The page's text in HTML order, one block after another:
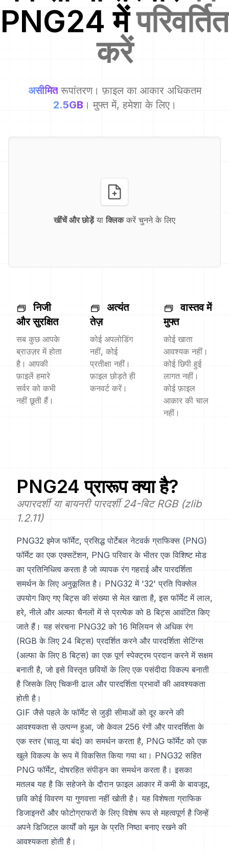
PNG24 मेंपरिवर्तित
करें
असीमित रूपांतरण। फ़ाइल का आकार अधिकतम
2.5GB । मुफ्त में, हमेशा के लिए।
खींचें और छोड़ेंया क्लिककरें चुनने के लिए
निजी
और सुरक्षित
सब कुछ आपके
ब्राउज़र में होता
है। आपकी
फ़ाइलें हमारे
सर्वर को कभी
नहीं छूती हैं।
अत्यंत
तेज़
कोई अपलोडिंग
नहीं, कोई
प्रतीक्षा नहीं।
फ़ाइल छोड़ते ही
कनवर्ट करें।
वास्तव में
मुफ्त
कोई खाता
आवश्यक नहीं।
कोई छिपी हुई
लागत नहीं।
कोई फ़ाइल
आकार की चाल
नहीं।
PNG24 प्रारूप क्या है?
अपारदर्शी या बायनरी पारदर्शी 24-बिट RGB (zlib
1.2.11)
PNG32 इमेज फॉर्मेट, प्रसिद्ध पोर्टेबल नेटवर्क ग्राफिक्स (PNG)
फॉर्मेट का एक एक्सटेंशन, PNG परिवार के भीतर एक विशिष्ट मोड
का प्रतिनिधित्व करता है जो व्यापक रंग गहराई और पारदर्शिता
समर्थन के लिए अनुकूलित है। PNG32 में '32' प्रति पिक्सेल
उपयोग किए गए बिट्स की संख्या से मेल खाता है, इस फॉर्मेट में लाल,
हरे, नीले और अल्फा चैनलों में से प्रत्येक को 8 बिट्स आवंटित किए
जाते हैं। यह संरचना PNG32 को 16 मिलियन से अधिक रंग
(RGB के लिए 24 बिट्स) प्रदर्शित करने और पारदर्शिता सेटिंग्स
(अल्फा के लिए 8 बिट्स) का एक पूर्ण स्पेक्ट्रम प्रदान करने में सक्षम
बनाती है, जो इसे विस्तृत छवियों के लिए एक पसंदीदा विकल्प बनाती
है जिसके लिए चिकनी ढाल और पारदर्शिता प्रभावों की आवश्यकता
होती है।
GIF जैसे पहले के फॉर्मेट से जुड़ी सीमाओं को दूर करने की
आवश्यकता से उत्पन्न हुआ, जो केवल 256 रंगों और पारदर्शिता के
एक स्तर (चालू या बंद) का समर्थन करता है, PNG फॉर्मेट को एक
खुले विकल्प के रूप में विकसित किया गया था। PNG32 सहित
PNG फॉर्मेट, दोषरहित संपीड़न का समर्थन करता है। इसका
मतलब यह है कि सहेजने के दौरान फ़ाइल आकार में कमी के बावजूद,
छवि कोई विवरण या गुणवत्ता नहीं खोती है। यह विशेषता ग्राफिक
डिजाइनरों और फोटोग्राफरों के लिए विशेष रूप से महत्वपूर्ण है जिन्हें
अपने डिजिटल कार्यों को मूल के प्रति निष्ठा बनाए रखने की
आवश्यकता होती है।